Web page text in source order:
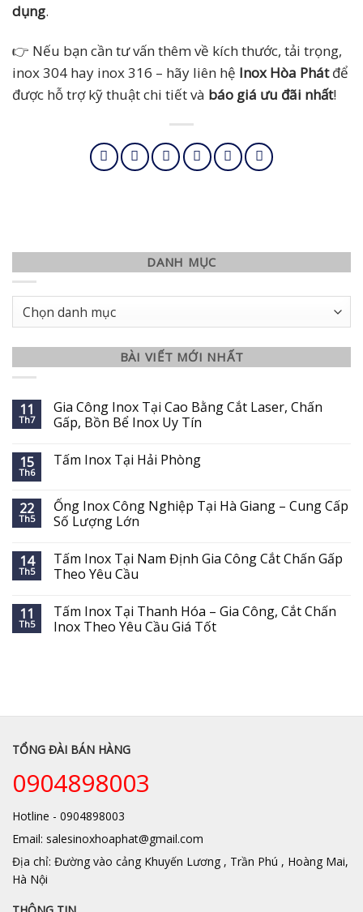
dụng.
👉 Nếu bạn cần tư vấn thêm về kích thước, tải trọng,
inox 304 hay inox 316 – hãy liên hệ Inox Hòa Phátđể
được hỗ trợ kỹ thuật chi tiết và báo giá ưu đãi nhất!
DANH MỤC
Danh
mục
BÀI VIẾT MỚI NHẤT
11
Th7
Gia Công Inox Tại Cao Bằng Cắt Laser, Chấn
Gấp, Bồn Bể Inox Uy Tín
15
Th6
Tấm Inox Tại Hải Phòng
22
Th5
Ống Inox Công Nghiệp Tại Hà Giang – Cung Cấp
Số Lượng Lớn
14
Th5
Tấm Inox Tại Nam Định Gia Công Cắt Chấn Gấp
Theo Yêu Cầu
11
Th5
Tấm Inox Tại Thanh Hóa – Gia Công, Cắt Chấn
Inox Theo Yêu Cầu Giá Tốt
TỔNG ĐÀI BÁN HÀNG
0904898003
Hotline - 0904898003
Email: salesinoxhoaphat@gmail.com
Địa chỉ: Đường vào cảng Khuyến Lương , Trần Phú , Hoàng Mai,
Hà Nội